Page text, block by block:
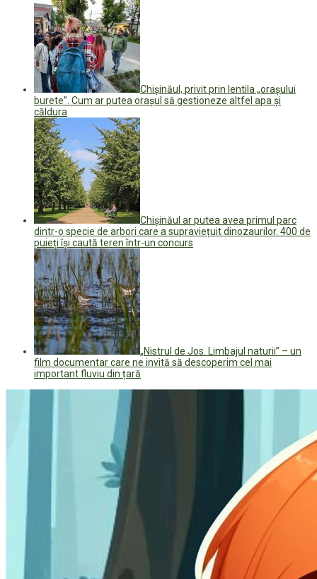
Chișinăul, privit prin lentila „orașului
burete”. Cum ar putea orașul să gestioneze altfel apa și
căldura
Chișinăul ar putea avea primul parc
dintr-o specie de arbori care a supraviețuit dinozaurilor. 400 de
puieți își caută teren într-un concurs
„Nistrul de Jos. Limbajul naturii” – un
film documentar care ne invită să descoperim cel mai
important fluviu din țară